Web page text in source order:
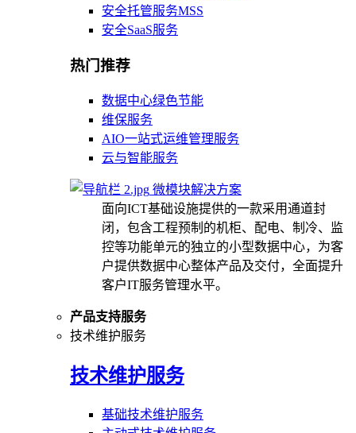
安全托管服务MSS
安全SaaS服务
热门推荐
数据中心绿色节能
维保服务
AIO一站式运维管理服务
云与智能服务
微模块解决方案
面向ICT基础设施提供的一款采用通道封
闭，包含工程预制的机柜、配电、制冷、监
控等功能单元的独立的小型数据中心，为客
户提供数据中心整体产品及交付，全面提升
客户IT服务管理水平。
产品支持服务
技术维护服务
技术维护服务
基础技术维护服务